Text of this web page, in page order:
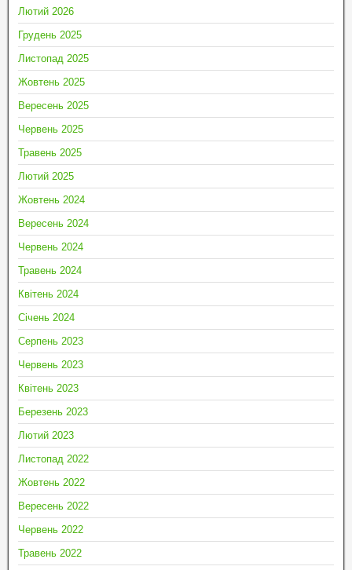
Лютий 2026
Грудень 2025
Листопад 2025
Жовтень 2025
Вересень 2025
Червень 2025
Травень 2025
Лютий 2025
Жовтень 2024
Вересень 2024
Червень 2024
Травень 2024
Квітень 2024
Січень 2024
Серпень 2023
Червень 2023
Квітень 2023
Березень 2023
Лютий 2023
Листопад 2022
Жовтень 2022
Вересень 2022
Червень 2022
Травень 2022